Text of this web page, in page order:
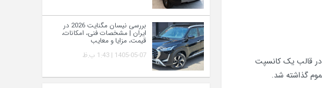
با توجه به اشاره بالا، نسخه VX پرچم‌دار اکسید محسوب می‌گردد. این کراس اوور بزرگ برای بار اول در نمایشگاه خودرو گوانگژو ۲۰۱۹ در قالب یک کانسپت
بررسی نیسان مگنایت 2026 در
ایران | مشخصات فنی، امکانات،
قیمت، مزایا و معایب
1405-05-07 | 1:43 ب.ظ